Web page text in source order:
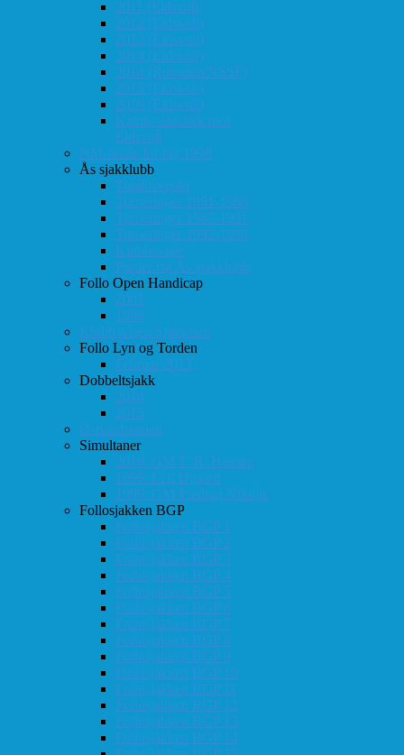
2011 (Eidsvoll)
2012 (Eidsvoll)
2013 (Eidsvoll)
2014 (Eidsvoll)
2014 (Rokaden/NSSF)
2015 (Eidsvoll)
2016 (Eidsvoll)
Kamp-statistikk mot
Eidsvoll
NM-finale for lag 1998
Ås sjakklubb
Totaloversikt
Turneringer 1981-1986
Turneringer 1987-1991
Turneringer 1992-1996
Klubbaviser
Partier fra Ås sjakklubb
Follo Open Handicap
2001
1999
Klubbavisen Sjakkalen
Follo Lyn og Torden
Februar 2013
Dobbeltsjakk
2014
2015
Østlandsserien
Simultaner
2016: GM T. R. Hansen
1999: Leif Øgaard
1996: GM Predrag Nikolic
Follosjakken BGP
Follosjakken BGP 1
Follosjakken BGP 2
Follosjakken BGP 3
Follosjakken BGP 4
Follosjakken BGP 5
Follosjakken BGP 6
Follosjakken BGP 7
Follosjakken BGP 8
Follosjakken BGP 9
Follosjakken BGP 10
Follosjakken BGP 11
Follosjakken BGP 12
Follosjakken BGP 13
Follosjakken BGP 14